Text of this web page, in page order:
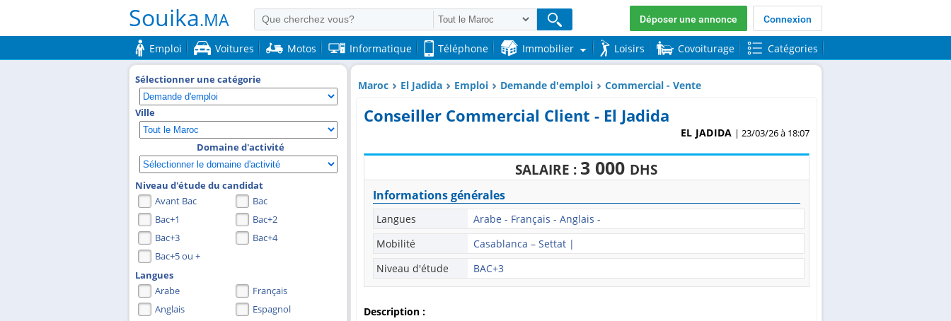
Souika.MA Déposer une annonce Connexion
Emploi Voitures Motos Informatique Téléphone Immobilier Loisirs Covoiturage Catégories
Sélectionner une catégorie
Ville
Domaine d'activité
Niveau d'étude du candidat
Avant Bac
Bac
Bac+1
Bac+2
Bac+3
Bac+4
Bac+5 ou +
Langues
Arabe
Français
Anglais
Espagnol
Maroc El Jadida Emploi Demande d'emploi Commercial - Vente
Conseiller Commercial Client - El Jadida
EL JADIDA | 23/03/26 à 18:07
SALAIRE : 3 000 DHS
Informations générales
Langues
Arabe - Français - Anglais -
Mobilité
Casablanca – Settat |
Niveau d'étude
BAC+3
Description :